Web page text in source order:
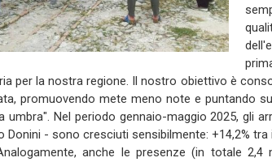
per la nostra regione. Il nostro obiettivo è
promuovendo mete meno note e puntando
umbra". Nel periodo gennaio-maggio 2025, gli
Donini - sono cresciuti sensibilmente: +14,2%
anche le presenze (in totale